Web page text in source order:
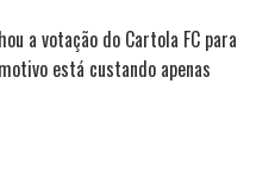
a votação do Cartola FC para
está custando apenas